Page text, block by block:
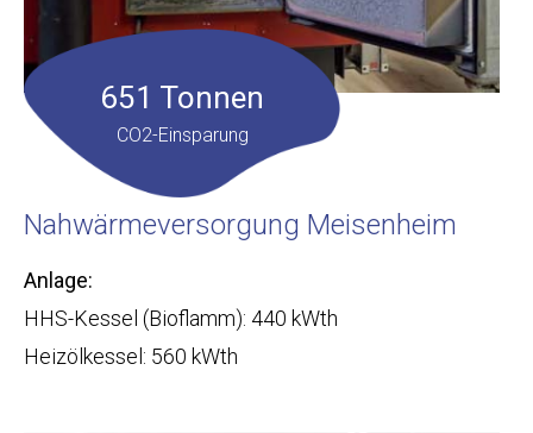
651 Tonnen
CO2-Einsparung
Nahwärmeversorgung Meisenheim
Anlage:
HHS-Kessel (Bioflamm): 440 kWth
Heizölkessel: 560 kWth